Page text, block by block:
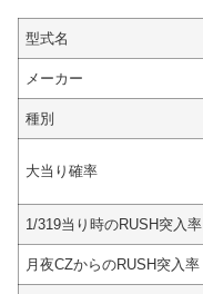
型式名
メーカー
種別
大当り確率
1/319当り時のRUSH突入率
月夜CZからのRUSH突入率